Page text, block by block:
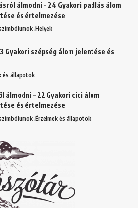
álmodni – 24 Gyakori padlás álom
és értelmezése
Helyek
Gyakori szépség álom jelentése és
és állapotok
álmodni – 22 Gyakori cici álom
és értelmezése
Érzelmek és állapotok